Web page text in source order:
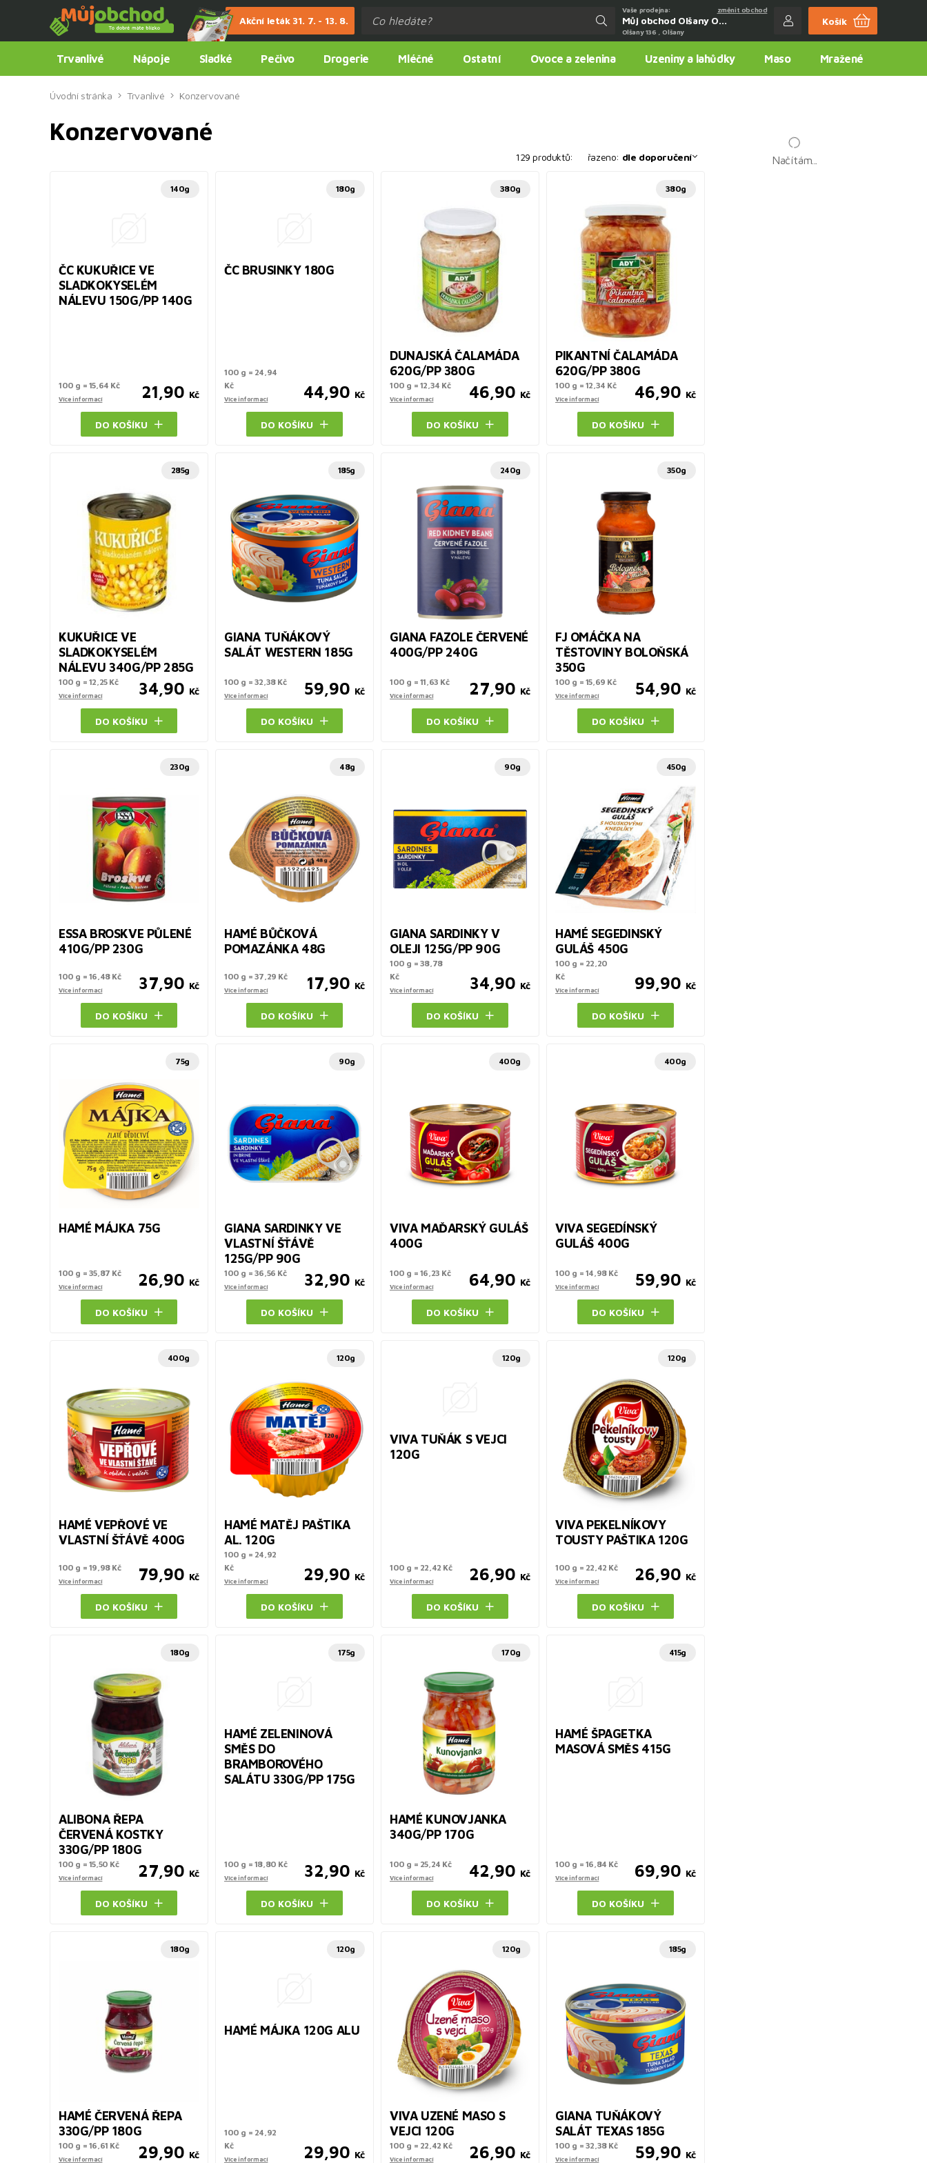
Akční leták 31. 7. - 13. 8.
Vaše prodejna: změnit obchod
Můj obchod Olšany Obchůdek u Marušky
Olšany 136 , Olšany
Košík
Trvanlivé Nápoje Sladké Pečivo Drogerie Mléčné Ostatní Ovoce a zelenina Uzeniny a lahůdky Maso Mražené
Úvodní stránka Trvanlivé Konzervované
Konzervované
129 produktů: řazeno: dle doporučení
140g
ČC KUKUŘICE VE
SLADKOKYSELÉM
NÁLEVU 150G/PP 140G
100 g = 15,64 Kč
Více informací 21,90 Kč
DO KOŠÍKU
180g
ČC BRUSINKY 180G
100 g = 24,94
Kč
Více informací 44,90 Kč
DO KOŠÍKU
380g
DUNAJSKÁ ČALAMÁDA
620G/PP 380G
100 g = 12,34 Kč
Více informací 46,90 Kč
DO KOŠÍKU
380g
PIKANTNÍ ČALAMÁDA
620G/PP 380G
100 g = 12,34 Kč
Více informací 46,90 Kč
DO KOŠÍKU
285g
KUKUŘICE VE
SLADKOKYSELÉM
NÁLEVU 340G/PP 285G
100 g = 12,25 Kč
Více informací 34,90 Kč
DO KOŠÍKU
185g
GIANA TUŇÁKOVÝ
SALÁT WESTERN 185G
100 g = 32,38 Kč
Více informací 59,90 Kč
DO KOŠÍKU
240g
GIANA FAZOLE ČERVENÉ
400G/PP 240G
100 g = 11,63 Kč
Více informací 27,90 Kč
DO KOŠÍKU
350g
FJ OMÁČKA NA
TĚSTOVINY BOLOŇSKÁ
350G
100 g = 15,69 Kč
Více informací 54,90 Kč
DO KOŠÍKU
230g
ESSA BROSKVE PŮLENÉ
410G/PP 230G
100 g = 16,48 Kč
Více informací 37,90 Kč
DO KOŠÍKU
48g
HAMÉ BŮČKOVÁ
POMAZÁNKA 48G
100 g = 37,29 Kč
Více informací 17,90 Kč
DO KOŠÍKU
90g
GIANA SARDINKY V
OLEJI 125G/PP 90G
100 g = 38,78
Kč
Více informací 34,90 Kč
DO KOŠÍKU
450g
HAMÉ SEGEDINSKÝ
GULÁŠ 450G
100 g = 22,20
Kč
Více informací 99,90 Kč
DO KOŠÍKU
75g
HAMÉ MÁJKA 75G
100 g = 35,87 Kč
Více informací 26,90 Kč
DO KOŠÍKU
90g
GIANA SARDINKY VE
VLASTNÍ ŠŤÁVĚ
125G/PP 90G
100 g = 36,56 Kč
Více informací 32,90 Kč
DO KOŠÍKU
400g
VIVA MAĎARSKÝ GULÁŠ
400G
100 g = 16,23 Kč
Více informací 64,90 Kč
DO KOŠÍKU
400g
VIVA SEGEDÍNSKÝ
GULÁŠ 400G
100 g = 14,98 Kč
Více informací 59,90 Kč
DO KOŠÍKU
400g
HAMÉ VEPŘOVÉ VE
VLASTNÍ ŠŤÁVĚ 400G
100 g = 19,98 Kč
Více informací 79,90 Kč
DO KOŠÍKU
120g
HAMÉ MATĚJ PAŠTIKA
AL. 120G
100 g = 24,92
Kč
Více informací 29,90 Kč
DO KOŠÍKU
120g
VIVA TUŇÁK S VEJCI
120G
100 g = 22,42 Kč
Více informací 26,90 Kč
DO KOŠÍKU
120g
VIVA PEKELNÍKOVY
TOUSTY PAŠTIKA 120G
100 g = 22,42 Kč
Více informací 26,90 Kč
DO KOŠÍKU
180g
ALIBONA ŘEPA
ČERVENÁ KOSTKY
330G/PP 180G
100 g = 15,50 Kč
Více informací 27,90 Kč
DO KOŠÍKU
175g
HAMÉ ZELENINOVÁ
SMĚS DO
BRAMBOROVÉHO
SALÁTU 330G/PP 175G
100 g = 18,80 Kč
Více informací 32,90 Kč
DO KOŠÍKU
170g
HAMÉ KUNOVJANKA
340G/PP 170G
100 g = 25,24 Kč
Více informací 42,90 Kč
DO KOŠÍKU
415g
HAMÉ ŠPAGETKA
MASOVÁ SMĚS 415G
100 g = 16,84 Kč
Více informací 69,90 Kč
DO KOŠÍKU
180g
HAMÉ ČERVENÁ ŘEPA
330G/PP 180G
100 g = 16,61 Kč
Více informací 29,90 Kč
120g
HAMÉ MÁJKA 120G ALU
100 g = 24,92
Kč
Více informací 29,90 Kč
120g
VIVA UZENÉ MASO S
VEJCI 120G
100 g = 22,42 Kč
Více informací 26,90 Kč
185g
GIANA TUŇÁKOVÝ
SALÁT TEXAS 185G
100 g = 32,38 Kč
Více informací 59,90 Kč
Načítám...